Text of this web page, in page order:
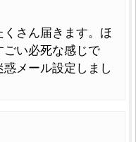
さん届きます。ほ
ごい必死な感じで
メール設定しまし